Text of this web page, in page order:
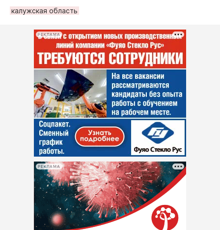
калужская область
РЕКЛАМА
РЕКЛАМА